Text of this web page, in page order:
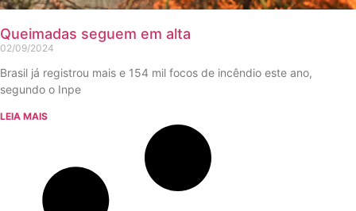
Queimadas seguem em alta
02/09/2024
Brasil já registrou mais e 154 mil focos de incêndio este ano,
segundo o Inpe
LEIA MAIS